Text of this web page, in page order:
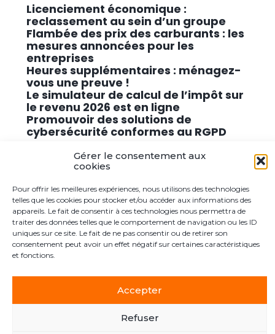
Gérer le consentement aux
cookies
Pour offrir les meilleures expériences, nous utilisons des technologies
telles que les cookies pour stocker et/ou accéder aux informations des
appareils. Le fait de consentir à ces technologies nous permettra de
traiter des données telles que le comportement de navigation ou les ID
uniques sur ce site. Le fait de ne pas consentir ou de retirer son
consentement peut avoir un effet négatif sur certaines caractéristiques
et fonctions.
Accepter
Refuser
Licenciement économique :
reclassement au sein d’un groupe
Flambée des prix des carburants : les
mesures annoncées pour les
entreprises
Heures supplémentaires : ménagez-
vous une preuve !
Le simulateur de calcul de l’impôt sur
le revenu 2026 est en ligne
Promouvoir des solutions de
cybersécurité conformes au RGPD
Commentaires récents
Aucun commentaire à afficher.
Principale
Le cabinet Actualités Postuler ici Contact
PLAN DU SITE